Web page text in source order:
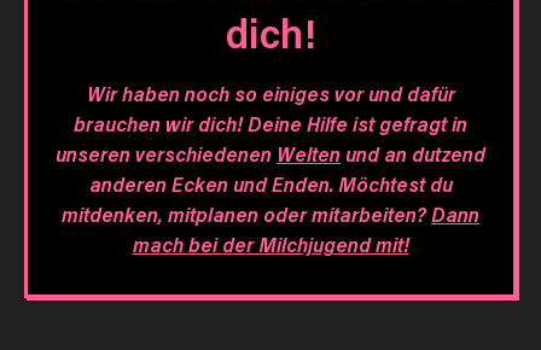
dich!
Wir haben noch so einiges vor und dafür
brauchen wir dich! Deine Hilfe ist gefragt in
unseren verschiedenen Weltenund an dutzend
anderen Ecken und Enden. Möchtest du
mitdenken, mitplanen oder mitarbeiten?Dann
mach bei der Milchjugend mit!